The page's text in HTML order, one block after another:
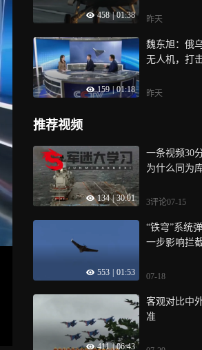
458 | 01:38 昨天
159 | 01:18
魏东旭：俄
无人机，打
昨天
推荐视频
134 | 30:01
一条视频30
为什么同为
3评论07-15
553 01:53
“铁穹”系统
一步影响拦
07-18
411 | 06:43
客观对比中
准